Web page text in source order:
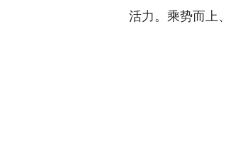
活力。乘势而上